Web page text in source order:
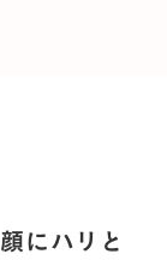
にハリと